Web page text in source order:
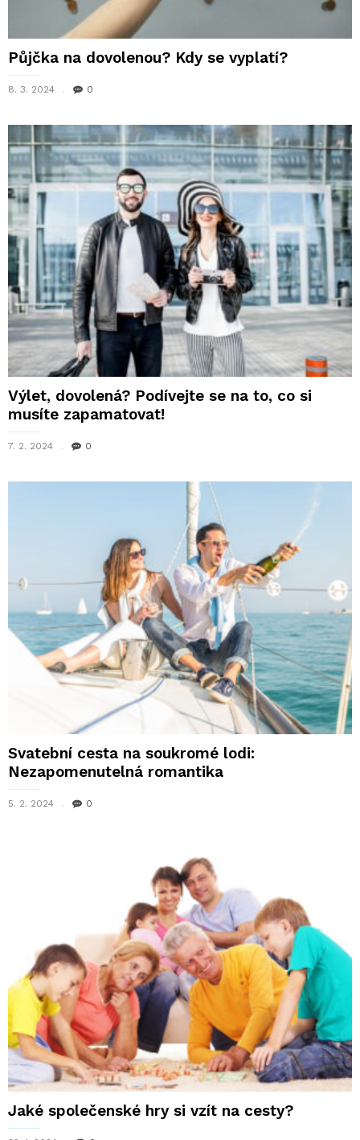
Půjčka na dovolenou? Kdy se vyplatí?
8. 3. 2024 0
Výlet, dovolená? Podívejte se na to, co si
musíte zapamatovat!
7. 2. 2024 0
Svatební cesta na soukromé lodi:
Nezapomenutelná romantika
5. 2. 2024 0
Jaké společenské hry si vzít na cesty?